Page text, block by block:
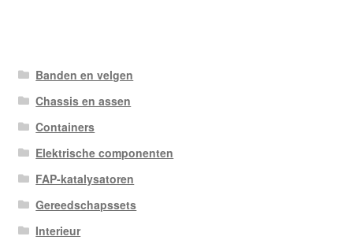
Banden en velgen
Chassis en assen
Containers
Elektrische componenten
FAP-katalysatoren
Gereedschapssets
Interieur